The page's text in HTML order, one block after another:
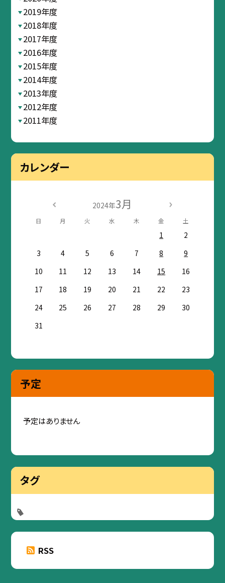
2019年度
2018年度
2017年度
2016年度
2015年度
2014年度
2013年度
2012年度
2011年度
カレンダー
2024年3月
日 月 火 水 木 金 土
1
2
3
4 5 6 7 8
9
10
11 12 13 14 15
16
17
18 19 20 21 22
23
24
25 26 27 28 29
30
31
予定
予定はありません
タグ
RSS